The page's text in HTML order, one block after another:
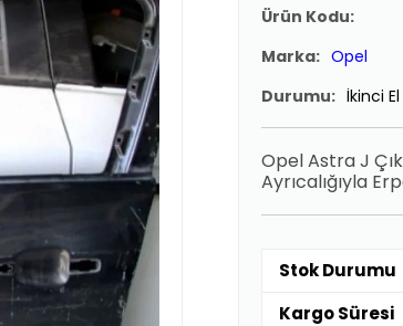
Ürün Kodu:
Marka: Opel
Durumu: İkinci El
Opel Astra J
Ayrıcalığıyla
Stok Durumu
Kargo Süresi